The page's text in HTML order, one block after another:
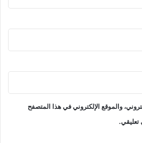
والموقع الإلكتروني في هذا المتصفح
تعليقي.